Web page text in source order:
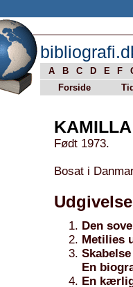
A B C D E F
Forside
Født 1973.
Bosat i
Den
Metilies
En
En